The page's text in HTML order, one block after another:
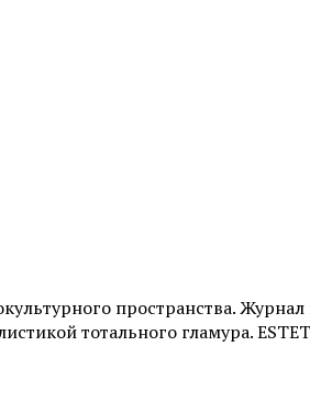
пространства.
тотального гламура.